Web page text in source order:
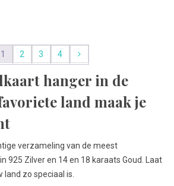
1 2 3 4
hanger in de
land maak je
verzameling van de meest
925 Zilver en 14 en 18 karaats Goud. Laat
zo speciaal is.